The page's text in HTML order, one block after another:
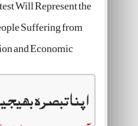
Will Represent the
Suffering from
and Economic…
اپنا تبصرہ